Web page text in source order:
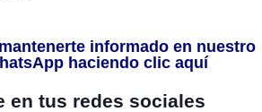
informado en nuestro
haciendo clic aquí
en tus redes sociales